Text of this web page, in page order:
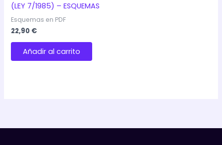
(LEY 7/1985) – ESQUEMAS
Esquemas en PDF
22,90 €
Añadir al carrito